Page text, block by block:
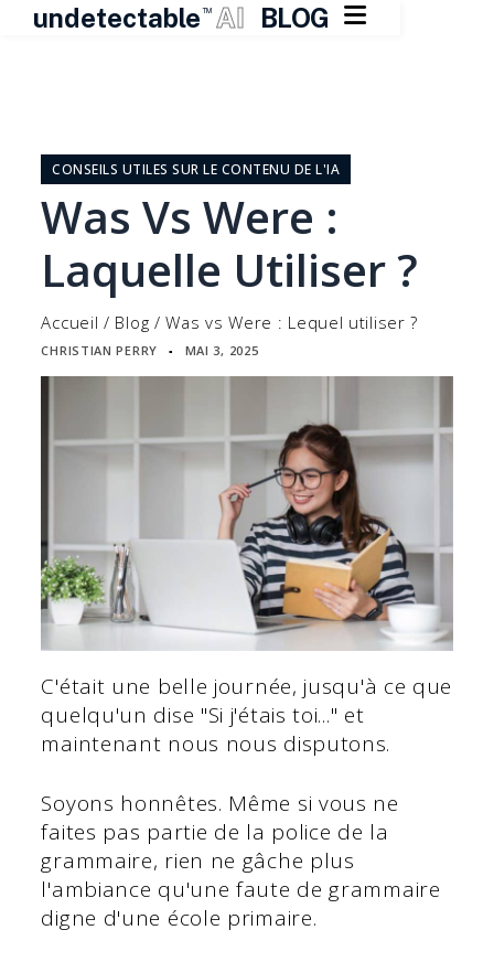
undetectable TM AI BLOG 
contentCONSEILS UTILES SUR LE CONTENU DE L'IA
Was Vs Were :
Laquelle Utiliser ?
Accueil / Blog /Was vs Were : Lequel utiliser ?
CHRISTIAN PERRY ▪ MAI 3, 2025
C'était une belle journée, jusqu'à ce que
quelqu'un dise "Si j'étais toi..." et
maintenant nous nous disputons.
Soyons honnêtes. Même si vous ne
faites pas partie de la police de la
grammaire, rien ne gâche plus
l'ambiance qu'une faute de grammaire
digne d'une école primaire.